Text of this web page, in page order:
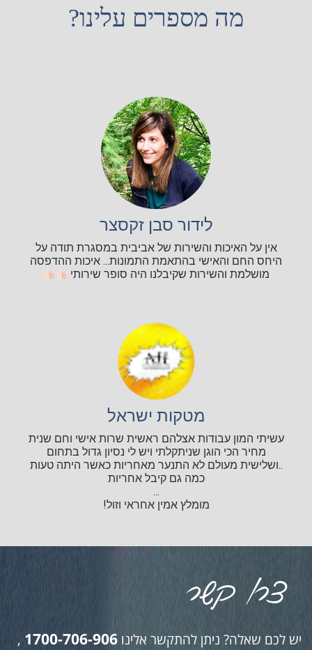
מה מספרים עלינו?
לידור סבן זקסצר
אין על האיכות והשירות של אביבית במסגרת תודה על
היחס החם והאישי בהתאמת התמונות... איכות ההדפסה
מושלמת והשירות שקיבלנו היה סופר שירותי
מטקות ישראל
עשיתי המון עבודות אצלהם ראשית שרות אישי וחם שנית
מחיר הכי הוגן שניתקלתי ויש לי נסיון גדול בתחום
..ושלישית מעולם לא התנער מאחריות כאשר היתה טעות
כמה גם קיבל אחריות
...
מומלץ אמין אחראי וזול!
יש לכם שאלה? ניתן להתקשר אלינו 1700-706-906
,